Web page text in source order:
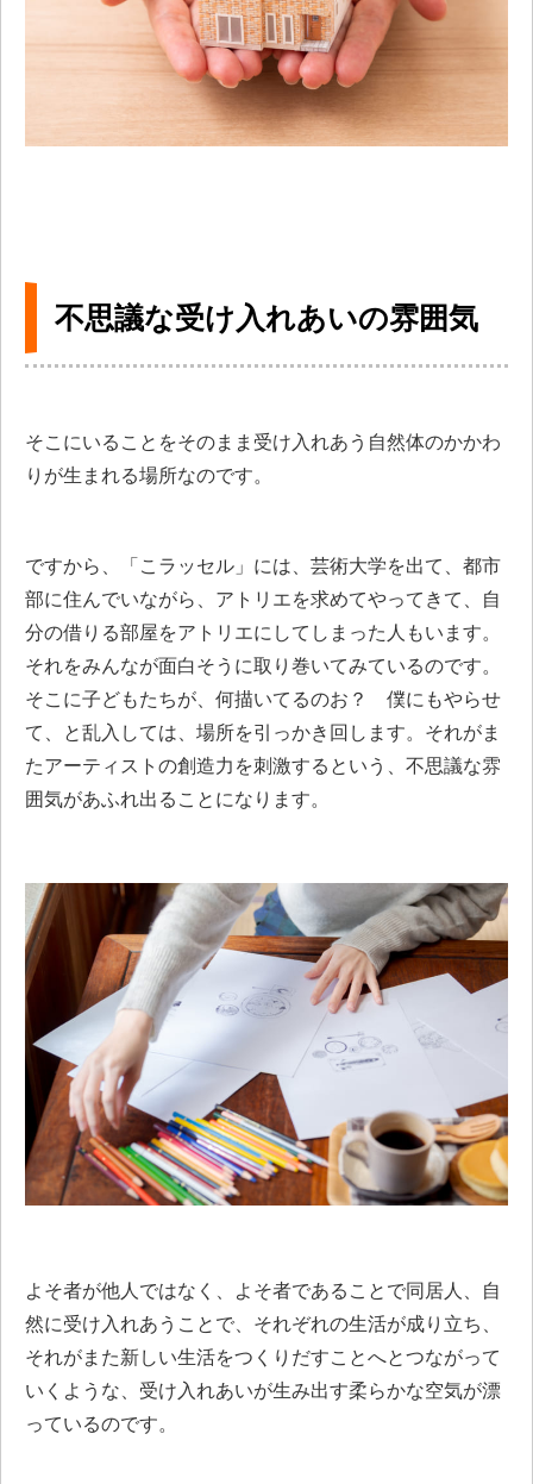
不思議な受け入れあいの雰囲気
そこにいることをそのまま受け入れあう自然体のかかわ
りが生まれる場所なのです。
ですから、「こラッセル」には、芸術大学を出て、都市
部に住んでいながら、アトリエを求めてやってきて、自
分の借りる部屋をアトリエにしてしまった人もいます。
それをみんなが面白そうに取り巻いてみているのです。
そこに子どもたちが、何描いてるのお？ 僕にもやらせ
て、と乱入しては、場所を引っかき回します。それがま
たアーティストの創造力を刺激するという、不思議な雰
囲気があふれ出ることになります。
よそ者が他人ではなく、よそ者であることで同居人、自
然に受け入れあうことで、それぞれの生活が成り立ち、
それがまた新しい生活をつくりだすことへとつながって
いくような、受け入れあいが生み出す柔らかな空気が漂
っているのです。